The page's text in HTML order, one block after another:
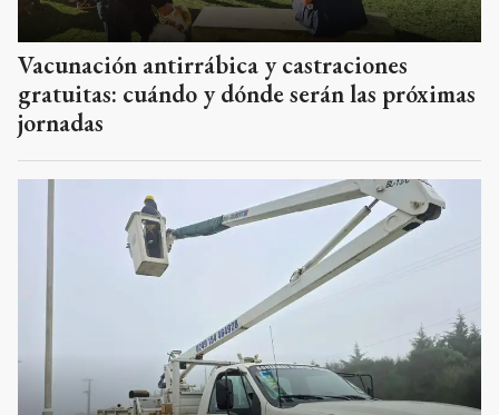
Vacunación antirrábica y castraciones
gratuitas: cuándo y dónde serán las próximas
jornadas